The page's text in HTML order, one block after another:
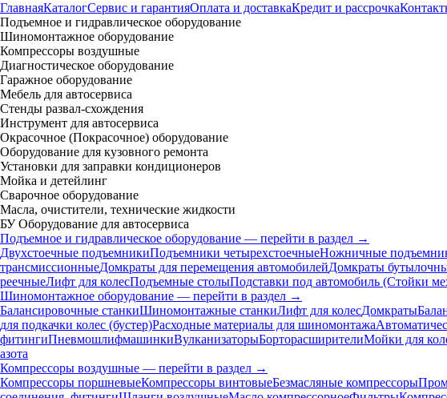
ГлавнаяКаталогСервис и гарантияОплата и доставкаКредит и рассрочка
Подъемное и гидравлическое оборудование
Шиномонтажное оборудование
Компрессоры воздушные
Диагностическое оборудование
Гаражное оборудование
Мебель для автосервиса
Стенды развал-схождения
Инструмент для автосервиса
Окрасочное (Покрасочное) оборудование
Оборудование для кузовного ремонта
Установки для заправки кондиционеров
Мойка и детейлинг
Сварочное оборудование
Масла, очистители, технические жидкости
БУ Оборудование для автосервиса
Подъемное и гидравлическое оборудование — перейти в раздел →
Двухстоечные подъемникиПодъемники четырехстоечныеНожничные
трансмиссионныеДомкраты для перемещения автомобилейДомкраты
реечныеЛифт для колесПодъемные столыПодставки под автомобиль (Стойки
Шиномонтажное оборудование — перейти в раздел →
Балансировочные станкиШиномонтажные станкиЛифт для колесДомкраты
для подкачки колес (бустер)Расходные материалы для шиномонтажа
фитингиПневмошлифмашинкиВулканизаторыБорторасширителиМойки для
азота
Компрессоры воздушные — перейти в раздел →
Компрессоры поршневыеКомпрессоры винтовыеБезмасляные компрессоры